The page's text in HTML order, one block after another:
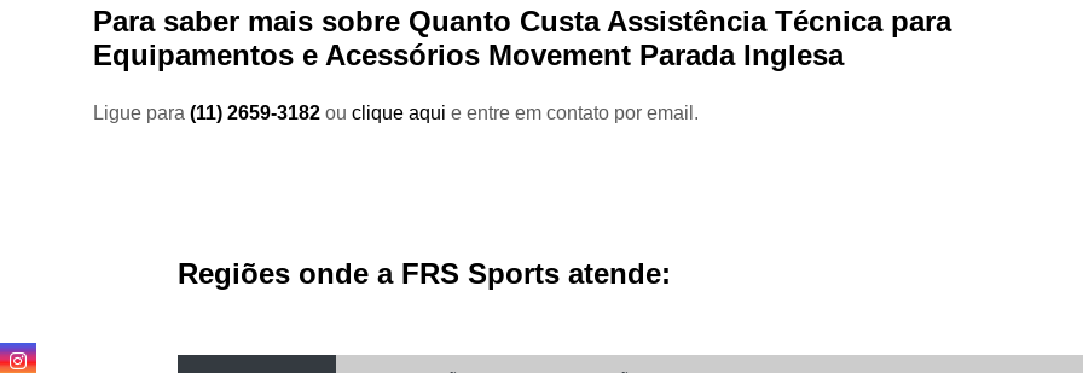
Esteira Movement R4 110v
Esteira Movement Rt 150
Locação de Aparelho Academia
Locação de Aparelho Elíptico
Locação de Aparelhos para
Locação de Equipamento para Academia
Para saber mais sobre Quanto Custa Assistência Técnica para
Equipamentos e Acessórios Movement Parada Inglesa
Ligue para(11) 2659-3182ouclique aqui e entre em contato por email.
Regiões onde a FRS Sports atende: